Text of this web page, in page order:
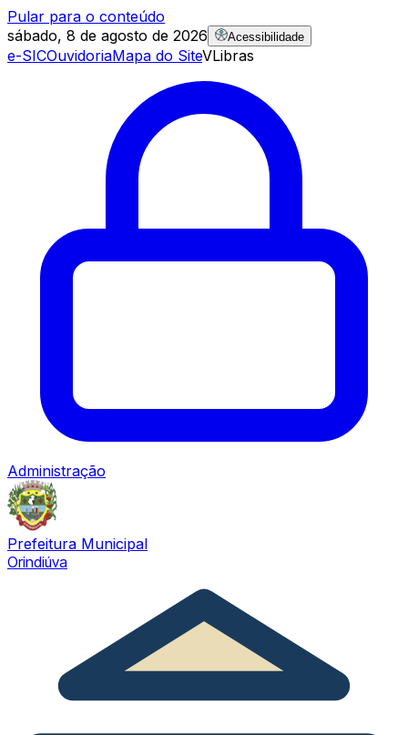
Pular para o conteúdo
sábado, 8 de agosto de 2026
Acessibilidade
e-SICOuvidoriaMapa do SiteVLibras
Administração
Prefeitura Municipal
Orindiúva